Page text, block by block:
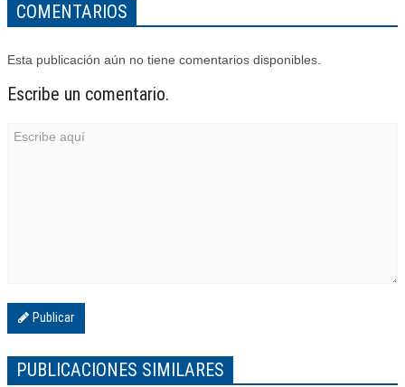
COMENTARIOS
Esta publicación aún no tiene comentarios disponibles.
Escribe un comentario.
Publicar
PUBLICACIONES SIMILARES